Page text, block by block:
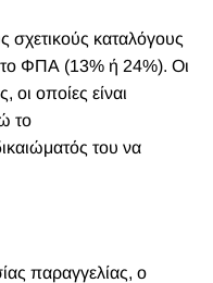
σχετικούς καταλόγους
το ΦΠΑ (13% ή 24%). Οι
οι οποίες είναι
το
του να
παραγγελίας, ο